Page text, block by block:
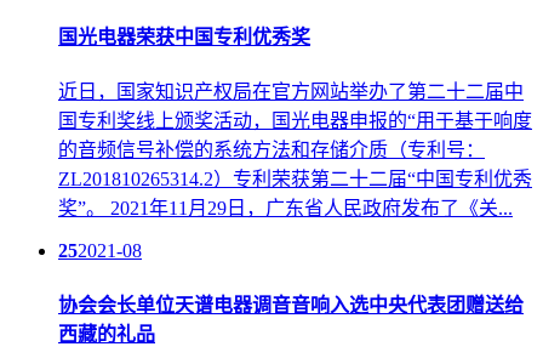
国光电器荣获中国专利优秀奖
近日，国家知识产权局在官方网站举办了第二十二届中
国专利奖线上颁奖活动，国光电器申报的“用于基于响度
的音频信号补偿的系统方法和存储介质（专利号：
ZL201810265314.2）专利荣获第二十二届“中国专利优秀
奖”。 2021年11月29日，广东省人民政府发布了《关...
252021-08
协会会长单位天谱电器调音音响入选中央代表团赠送给
西藏的礼品